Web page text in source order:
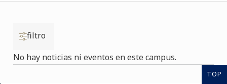
filtro
No hay noticias ni eventos en este campus.
TOP